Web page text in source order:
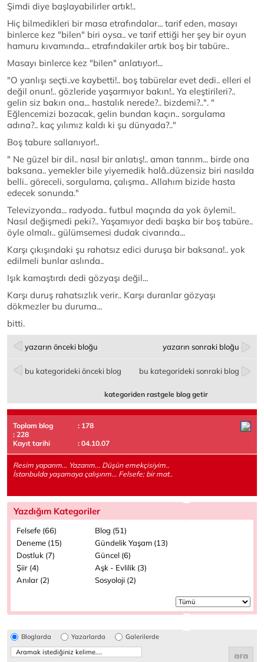
Şimdi diye başlayabilirler artık!..
Hiç bilmedikleri bir masa etrafındalar... tarif eden, masayı
binlerce kez "bilen" biri oysa.. ve tarif ettiği her şey bir oyun
hamuru kıvamında... etrafındakiler artık boş bir tabüre..
Masayı binlerce kez "bilen" anlatıyor!...
"O yanlışı seçti..ve kaybetti!.. boş tabürelar evet dedi.. elleri el
değil onun!.. gözleride yaşarmıyor bakın!.. Ya eleştirileri?..
gelin siz bakın ona... hastalık nerede?.. bizdemi?..". "
Eğlencemizi bozacak, gelin bundan kaçın.. sorgulama
adına?.. kaç yılımız kaldı ki şu dünyada?.."
Boş tabure sallanıyor!..
" Ne güzel bir dil.. nasıl bir anlatış!.. aman tanrım... birde ona
baksana.. yemekler bile yiyemedik halâ..düzensiz biri nasılda
belli.. göreceli, sorgulama, çalışma.. Allahım bizide hasta
edecek sonunda."
Televizyonda... radyoda.. futbul maçında da yok öylemi!..
Nasıl değişmedi peki?.. Yaşamıyor dedi başka bir boş tabüre..
öyle olmalı.. gülümsemesi dudak civarında...
Karşı çıkışındaki şu rahatsız edici duruşa bir baksana!.. yok
edilmeli bunlar aslında..
Işık kamaştırdı dedi gözyaşı değil...
Karşı duruş rahatsızlık verir.. Karşı duranlar gözyaşı
dökmezler bu duruma...
bitti.
yazarın önceki bloğu yazarın sonraki bloğu
bu kategorideki önceki blog bu kategorideki sonraki blog
kategoriden rastgele blog getir
Toplam blog
: 178
: 228
Kayıt tarihi
: 04.10.07
Resim yaparım... Yazarım... Düşün emekçisiyim..
İstanbulda yaşamaya çalışırım... Felsefe; bir mat..
Yazdığım Kategoriler
Felsefe (66)
Blog (51)
Deneme (15)
Gündelik Yaşam (13)
Dostluk (7)
Güncel (6)
Şiir (4)
Aşk - Evlilik (3)
Anılar (2)
Sosyoloji (2)
Bloglarda Yazarlarda Galerilerde